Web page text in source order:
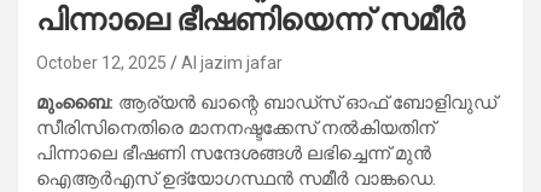
പിന്നാലെ ഭീഷണിയെന്ന് സമീർ
October 12, 2025 Al jazim jafar
മുംബൈ: ആര്യന്‍ ഖാന്റെ ബാഡ്‌സ് ഓഫ് ബോളിവുഡ്
സീരിസിനെതിരെ മാനനഷ്ടക്കേസ് നല്‍കിയതിന്
പിന്നാലെ ഭീഷണി സന്ദേശങ്ങള്‍ ലഭിച്ചെന്ന് മുന്‍
ഐആര്‍എസ് ഉദ്യോഗസ്ഥന്‍ സമീര്‍ വാങ്കഡെ.